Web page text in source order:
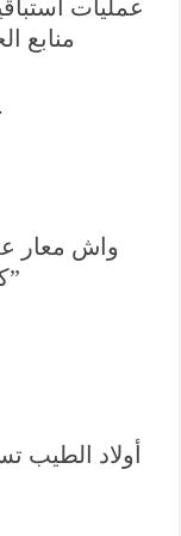
عمليات
منابع
واش معار
كاري في حماكم يا أهل الكرايم”
أولاد الطيب